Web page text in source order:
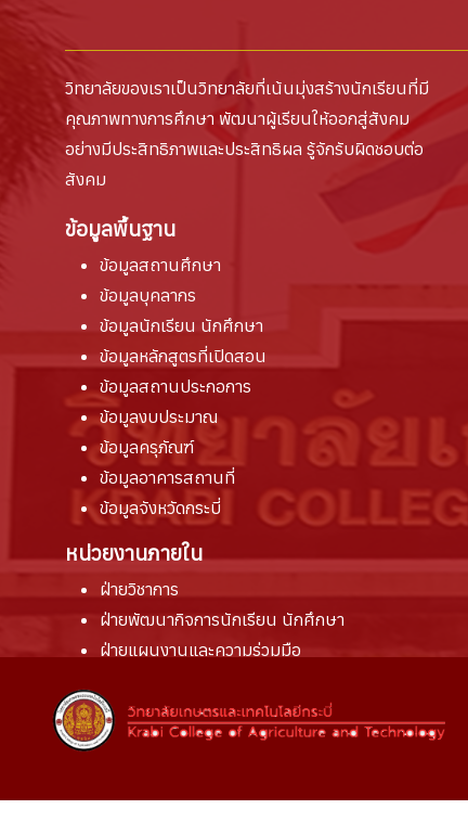
วิทยาลัยของเราเป็นวิทยาลัยที่เน้นมุ่งสร้างนักเรียนที่มี
คุณภาพทางการศึกษา พัฒนาผู้เรียนให้ออกสู่สังคม
อย่างมีประสิทธิภาพและประสิทธิผล รู้จักรับผิดชอบต่อ
สังคม
ข้อมูลพื้นฐาน
ข้อมูลสถานศึกษา
ข้อมูลบุคลากร
ข้อมูลนักเรียน นักศึกษา
ข้อมูลหลักสูตรที่เปิดสอน
ข้อมูลสถานประกอการ
ข้อมูลงบประมาณ
ข้อมูลครุภัณฑ์
ข้อมูลอาคารสถานที่
ข้อมูลจังหวัดกระบี่
หน่วยงานภายใน
ฝ่ายวิชาการ
ฝ่ายพัฒนากิจการนักเรียน นักศึกษา
ฝ่ายแผนงานและความร่วมมือ